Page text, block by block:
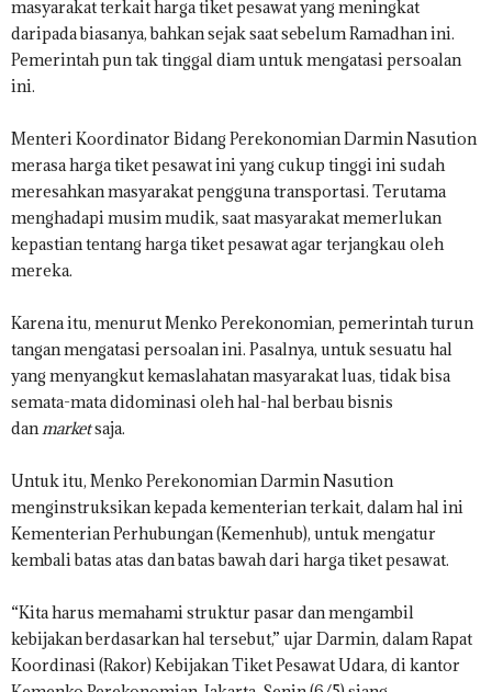
masyarakat terkait harga tiket pesawat yang meningkat
daripada biasanya, bahkan sejak saat sebelum Ramadhan ini.
Pemerintah pun tak tinggal diam untuk mengatasi persoalan
ini.
Menteri Koordinator Bidang Perekonomian Darmin Nasution
merasa harga tiket pesawat ini yang cukup tinggi ini sudah
meresahkan masyarakat pengguna transportasi. Terutama
menghadapi musim mudik, saat masyarakat memerlukan
kepastian tentang harga tiket pesawat agar terjangkau oleh
mereka.
Karena itu, menurut Menko Perekonomian, pemerintah turun
tangan mengatasi persoalan ini. Pasalnya, untuk sesuatu hal
yang menyangkut kemaslahatan masyarakat luas, tidak bisa
semata-mata didominasi oleh hal-hal berbau bisnis
danmarketsaja.
Untuk itu, Menko Perekonomian Darmin Nasution
menginstruksikan kepada kementerian terkait, dalam hal ini
Kementerian Perhubungan (Kemenhub), untuk mengatur
kembali batas atas dan batas bawah dari harga tiket pesawat.
“Kita harus memahami struktur pasar dan mengambil
kebijakan berdasarkan hal tersebut,” ujar Darmin, dalam Rapat
Koordinasi (Rakor) Kebijakan Tiket Pesawat Udara, di kantor